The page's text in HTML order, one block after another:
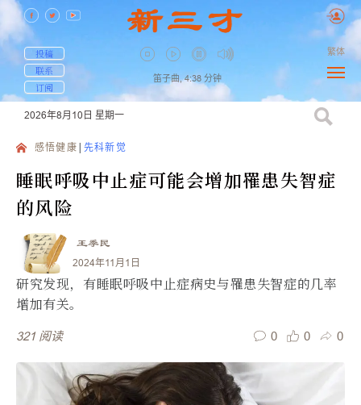
投稿
联系
订阅
笛子曲, 4:38 分钟
繁体
2026年8月10日 星期一
感悟健康 先科新觉
睡眠呼吸中止症可能会增加罹患失智症
的风险
王季民
2024年11月1日
研究发现，有睡眠呼吸中止症病史与罹患失智症的几率
增加有关。
321 阅读 0 0 0